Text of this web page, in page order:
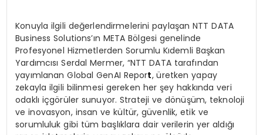
Konuyla ilgili değerlendirmelerini paylaşan NTT DATA
Business Solutions’ın META Bölgesi genelinde
Profesyonel Hizmetlerden Sorumlu Kıdemli Başkan
Yardımcısı Serdal Mermer, “NTT DATA tarafından
yayımlanan Global GenAI Report, üretken yapay
zekayla ilgili bilinmesi gereken her şey hakkında veri
odaklı içgörüler sunuyor. Strateji ve dönüşüm, teknoloji
ve inovasyon, insan ve kültür, güvenlik, etik ve
sorumluluk gibi tüm başlıklara dair verilerin yer aldığı